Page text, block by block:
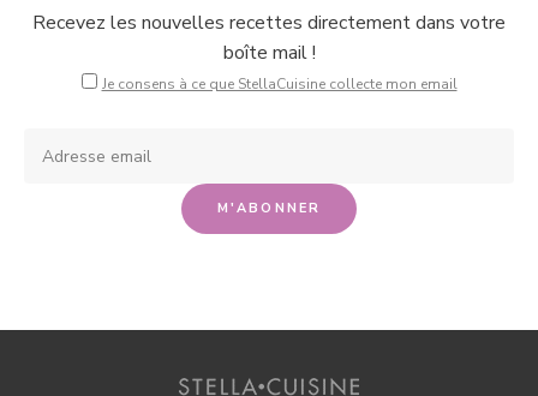
Recevez les nouvelles recettes directement dans votre
boîte mail !
Je consens à ce que StellaCuisine collecte mon email